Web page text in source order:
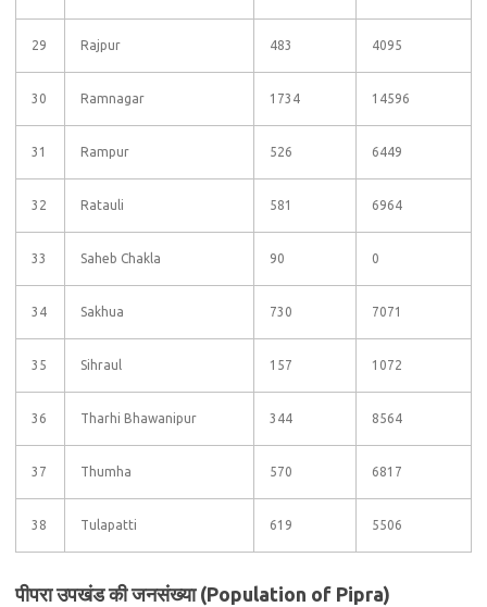
29 Rajpur 483 4095
30 Ramnagar 1734 14596
31 Rampur 526 6449
32 Ratauli 581 6964
33 Saheb Chakla 90 0
34 Sakhua 730 7071
35 Sihraul 157 1072
36 Tharhi Bhawanipur 344 8564
37 Thumha 570 6817
38 Tulapatti 619 5506
पीपरा उपखंड की जनसंख्या (Population of Pipra)